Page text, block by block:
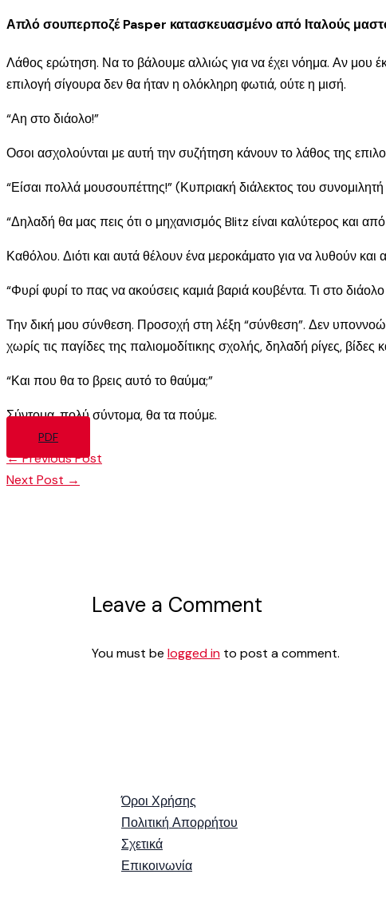
Απλό σουπερποζέ Pasper κατασκευασμένο από Ιταλούς
Λάθος ερώτηση. Να το βάλουμε αλλιώς για να έχει νόημα. Αν μου
επιλογή σίγουρα δεν θα ήταν η ολόκληρη φωτιά, ούτε η μισή.
“Αη στο διάολο!”
Οσοι ασχολούνται με αυτή την συζήτηση κάνουν το λάθος της
“Είσαι πολλά μουσουπέττης!” (Κυπριακή διάλεκτος του
“Δηλαδή θα μας πεις ότι ο μηχανισμός Blitz είναι καλύτερος και
Καθόλου. Διότι και αυτά θέλουν ένα μεροκάματο για να λυθούν
“Φυρί φυρί το πας να ακούσεις καμιά βαριά κουβέντα. Τι στο διάολο
Την δική μου σύνθεση. Προσοχή στη λέξη “σύνθεση”. Δεν υποννοώ
χωρίς τις παγίδες της παλιομοδίτικης σχολής, δηλαδή ρίγες, βίδες
“Και που θα το βρεις αυτό το θαύμα;”
Σύντομα, πολύ σύντομα, θα τα πούμε.
PDF
←Previous Post
Next Post →
Leave a Comment
You must be logged into post a comment.
Όροι Χρήσης
Πολιτική Απορρήτου
Σχετικά
Επικοινωνία